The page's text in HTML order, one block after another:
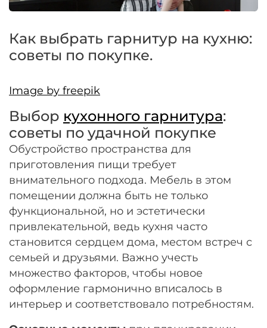
Как выбрать гарнитур на кухню:
советы по покупке.
Image by freepik
Выбор кухонного гарнитура:
советы по удачной покупке
Обустройство пространства для
приготовления пищи требует
внимательного подхода. Мебель в этом
помещении должна быть не только
функциональной, но и эстетически
привлекательной, ведь кухня часто
становится сердцем дома, местом встреч с
семьей и друзьями. Важно учесть
множество факторов, чтобы новое
оформление гармонично вписалось в
интерьер и соответствовало потребностям.
Оплачивайте сегодня только25% картой
Получайте товар
Оставшиеся75% будут
списыватьсяс вашей карты
по25%каждые 2 недели
Подробнее
об оплате Плайтом
25
раз в 2 недели
Остались вопросы?
8 800 302-02-51
plait.ru